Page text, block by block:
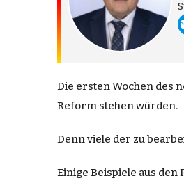
Die ersten Wochen des
Reform stehen würden.
Denn viele der zu
Einige Beispiele aus